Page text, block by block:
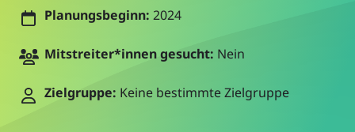
Planungsbeginn: 2024
Mitstreiter*innen gesucht: Nein
Zielgruppe: Keine bestimmte Zielgruppe